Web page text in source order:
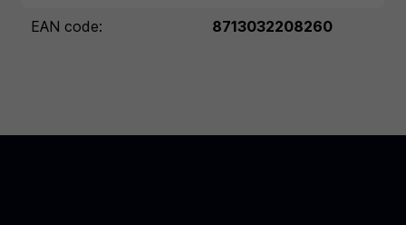
EAN code:
8713032208260